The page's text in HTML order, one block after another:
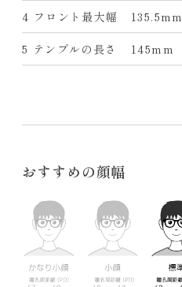
4 フロント最大幅 135.5mm
5 テンプルの長さ 145mm
おすすめの顔幅